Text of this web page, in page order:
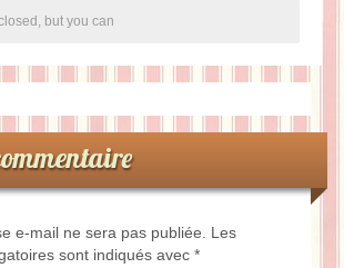
but you can
e-mail ne sera pas publiée.
Les
sont indiqués avec *